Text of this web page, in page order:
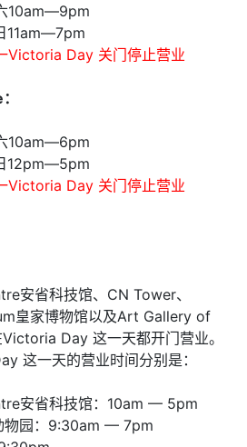
10am—9pm
11am—7pm
Victoria Day 关门停止营业
10am—6pm
12pm—5pm
Victoria Day 关门停止营业
安省科技馆、CN Tower、
皇家博物馆以及Art Gallery of
Day 这一天都开门营业。
这一天的营业时间分别是：
安省科技馆：10am — 5pm
物园：9:30am — 7pm